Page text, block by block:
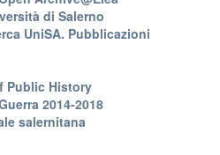
di Salerno
UniSA. Pubblicazioni
Public History
2014-2018
salernitana